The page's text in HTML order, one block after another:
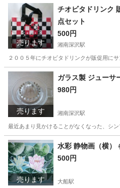
売ります
チオビタドリンク
点セット
500円
湘南深沢駅
２００５年にチオビタドリンクが販促用に
神奈川 鎌倉市 湘南深沢駅 その
売ります
ガラス製 ジューサ
980円
湘南深沢駅
最近あまり見かけることがなくなった、シ
神奈川 鎌倉市 湘南深沢駅 調
売ります
水彩 静物画（横）
500円
大船駅